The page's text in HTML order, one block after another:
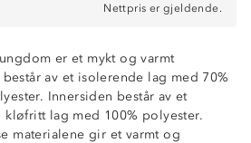
Nettpris er gjeldende.
er et mykt og varmt
av et isolerende lag med 70%
Innersiden består av et
lag med 100% polyester.
materialene gir et varmt og